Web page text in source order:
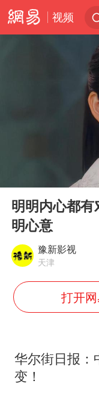
视频
Play
明明内心都
明心意
豫新影视
天津
打开
华尔街日报：
变！